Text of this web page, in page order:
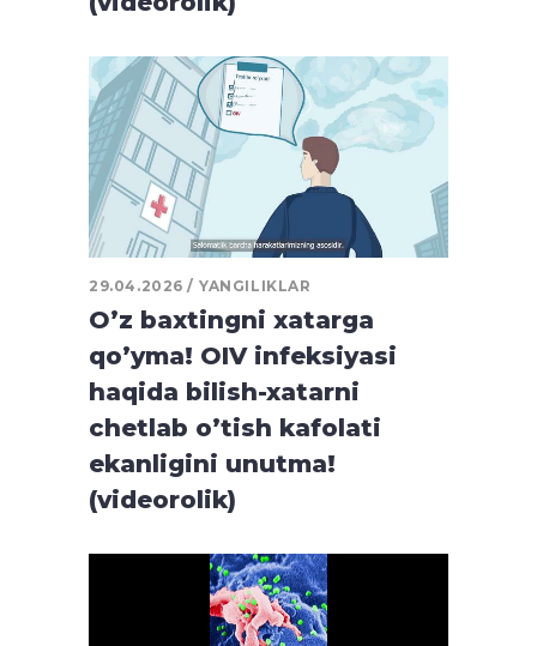
29.04.2026 YANGILIKLAR
O’z baxtingni xatarga
qo’yma! OIV infeksiyasi
haqida bilish-xatarni
chetlab o’tish kafolati
ekanligini unutma!
(videorolik)